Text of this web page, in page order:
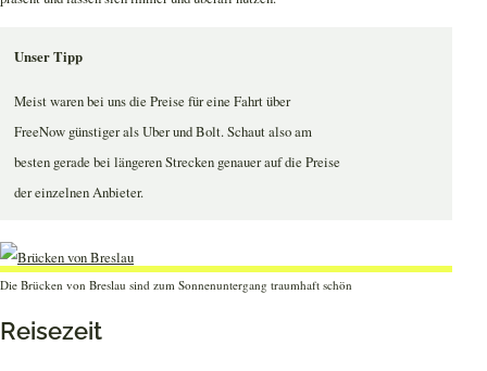
Unser Tipp
Meist waren bei uns die Preise für eine Fahrt über
FreeNow günstiger als Uber und Bolt. Schaut also am
besten gerade bei längeren Strecken genauer auf die Preise
der einzelnen Anbieter.
Die Brücken von Breslau sind zum Sonnenuntergang traumhaft schön
Reisezeit